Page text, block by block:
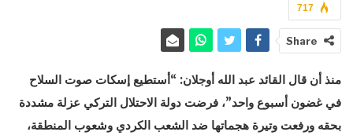
717
Share
منذ أن قال القائد عبد الله أوجلان: “أستطيع إسكات صوت السلاح
في غضون أسبوع واحد”، فرضت دولة الاحتلال التركي عزلة مشددة
بحقه ورفعت وتيرة هجماتها ضد الشعب الكردي وشعوب المنطقة،